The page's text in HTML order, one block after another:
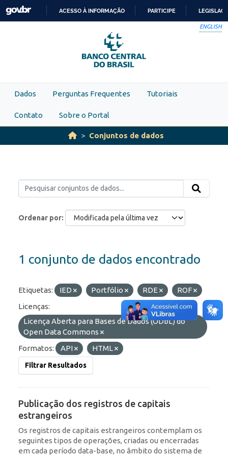
Skip to main content
PARA
O
CONTEÚDO
ACESSO À INFORMAÇÃO PARTICIPE
ENGLISH
Dados Perguntas Frequentes Tutoriais
Contato Sobre o Portal
Conjuntos de dados
Ordenar por
1 conjunto de dados encontrado
Etiquetas: IED Portfólio RDE
ROF
Licenças:
Licença Aberta para Bases de Dados (ODbL) do
Open Data Commons
Formatos:
API HTML
Filtrar Resultados
Publicação dos registros de capitais
estrangeiros
Os registros de capitais estrangeiros contemplam os
seguintes tipos de operações, criadas ou encerradas
em cada período data-base, no âmbito do sistema de